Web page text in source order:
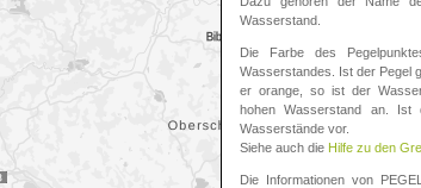
Wasserstand.
Die Farbe des
Wasserstandes. Ist der Pegel
er orange, so ist der
hohen Wasserstand an. Ist
Wasserstände vor.
Siehe auch die Hilfe zu den
Die Informationen von